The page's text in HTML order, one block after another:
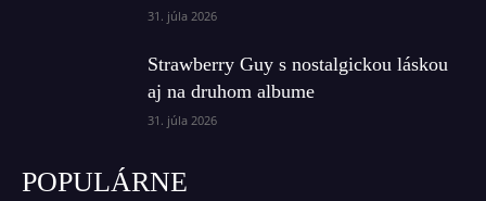
31. júla 2026
Strawberry Guy s nostalgickou láskou
aj na druhom albume
31. júla 2026
POPULÁRNE